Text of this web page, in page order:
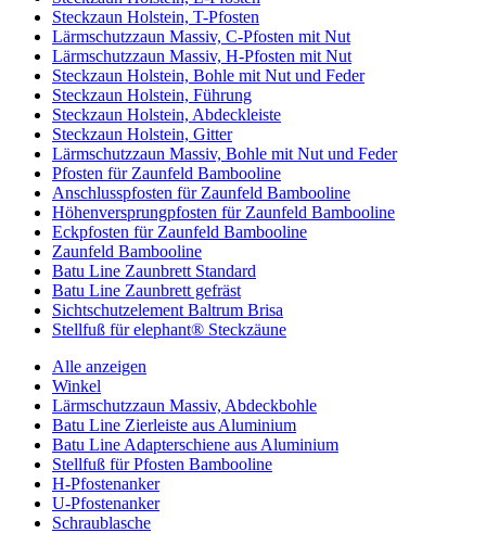
Steckzaun Holstein, T-Pfosten
Lärmschutzzaun Massiv, C-Pfosten mit Nut
Lärmschutzzaun Massiv, H-Pfosten mit Nut
Steckzaun Holstein, Bohle mit Nut und Feder
Steckzaun Holstein, Führung
Steckzaun Holstein, Abdeckleiste
Steckzaun Holstein, Gitter
Lärmschutzzaun Massiv, Bohle mit Nut und Feder
Pfosten für Zaunfeld Bambooline
Anschlusspfosten für Zaunfeld Bambooline
Höhenversprungpfosten für Zaunfeld Bambooline
Eckpfosten für Zaunfeld Bambooline
Zaunfeld Bambooline
Batu Line Zaunbrett Standard
Batu Line Zaunbrett gefräst
Sichtschutzelement Baltrum Brisa
Stellfuß für elephant® Steckzäune
Alle anzeigen
Winkel
Lärmschutzzaun Massiv, Abdeckbohle
Batu Line Zierleiste aus Aluminium
Batu Line Adapterschiene aus Aluminium
Stellfuß für Pfosten Bambooline
H-Pfostenanker
U-Pfostenanker
Schraublasche